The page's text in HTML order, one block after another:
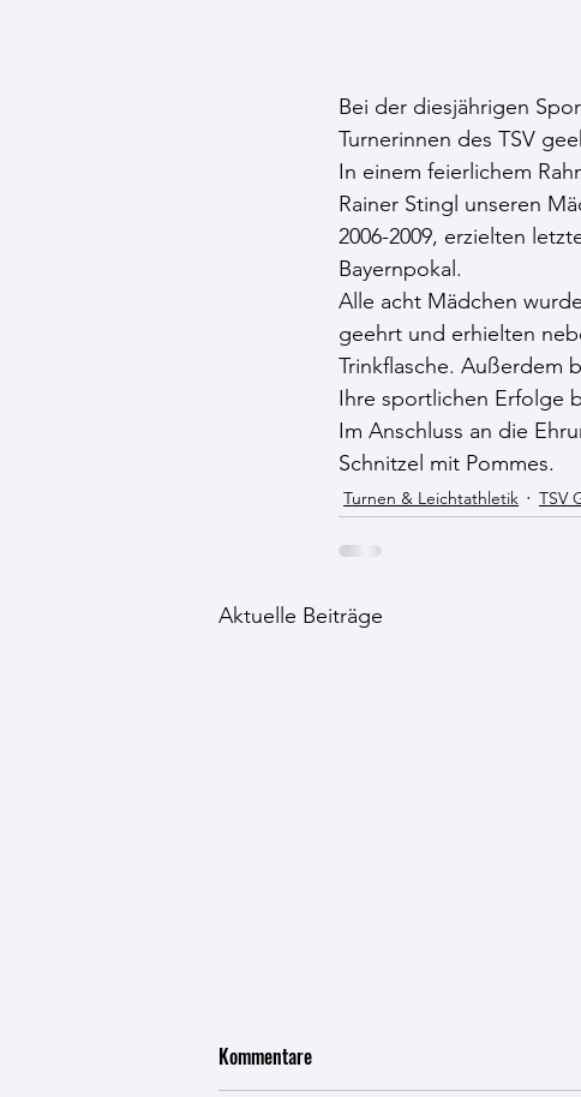
Bei der diesjährigen
Turnerinnen des TSV
In einem feierlichem
Rainer Stingl unseren
2006-2009, erzielten
Bayernpokal.
Alle acht Mädchen
geehrt und erhielten
Trinkflasche. Außerdem
Ihre sportlichen Erfolge
Im Anschluss an die
Schnitzel mit Pommes.
Turnen & Leichtathletik TSV
Aktuelle Beiträge
Kommentare